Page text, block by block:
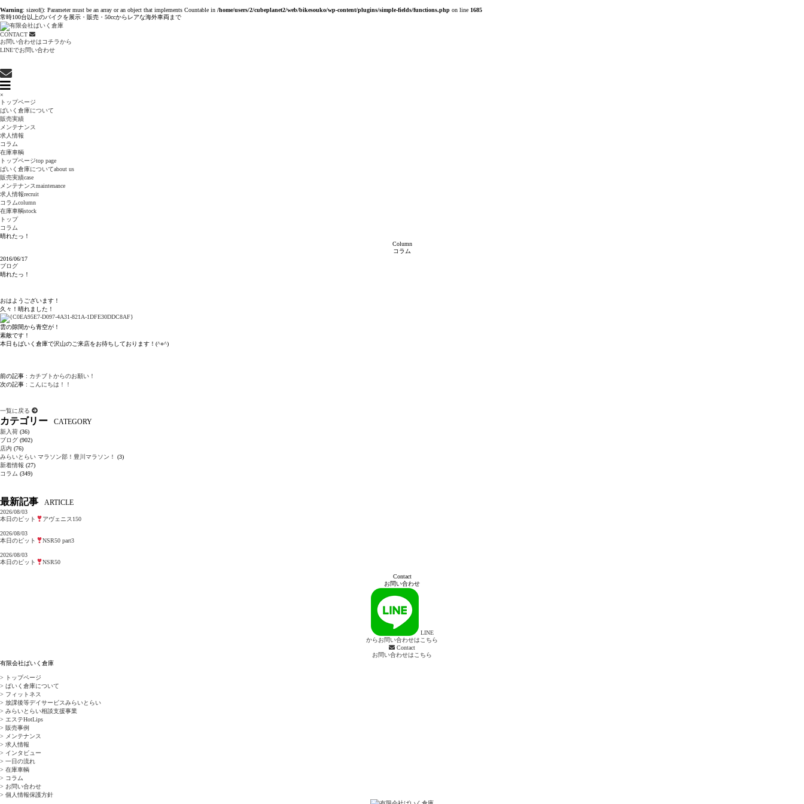
Warning: sizeof(): Parameter must be an array or an object that implements Countable in /home/users/2/cubeplanet2/web/bikesouko/wp-content/plugins/simple-fields/functions.php on line 1685
常時100台以上のバイクを展示・販売・50ccからレアな海外車両まで
CONTACT
お問い合わせはコチラから
LINEでお問い合わせ
×
トップページ
ばいく倉庫について
販売実績
メンテナンス
求人情報
コラム
在庫車輌
トップページtop page
ばいく倉庫についてabout us
販売実績case
メンテナンスmaintenance
求人情報recruit
コラムcolumn
在庫車輌stock
トップ
コラム
晴れたっ！
Column
コラム
2016/06/17
ブログ
晴れたっ！
おはようございます！
久々！晴れました！
雲の隙間から青空が！
素敵です！
本日もばいく倉庫で沢山のご来店をお待ちしております！(^○^)
前の記事 : カチブトからのお願い！
次の記事 : こんにちは！！
一覧に戻る
カテゴリー CATEGORY
新入荷 (36)
ブログ (902)
店内 (76)
みらいとらい マラソン部！豊川マラソン！
(3)
新着情報 (27)
コラム (349)
最新記事 ARTICLE
2026/08/03
本日のピット
アヴェニス150
2026/08/03
本日のピット
NSR50 part3
2026/08/03
本日のピット
NSR50
Contact
お問い合わせ
LINE
からお問い合わせはこちら
Contact
お問い合わせはこちら
有限会社ばいく倉庫
> トップページ
> ばいく倉庫について
> フィットネス
> 放課後等デイサービスみらいとらい
> みらいとらい相談支援事業
> エステHotLips
> 販売事例
> メンテナンス
> 求人情報
> インタビュー
> 一日の流れ
> 在庫車輌
> コラム
> お問い合わせ
> 個人情報保護方針